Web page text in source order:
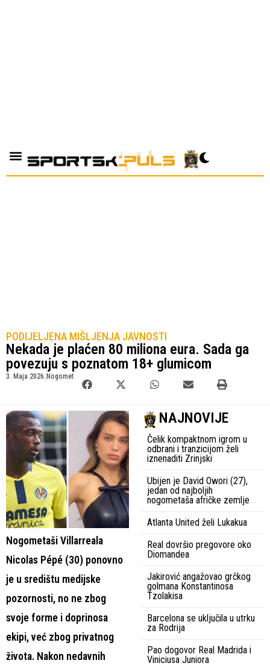
PODIJELJENA MIŠLJENJA JAVNOSTI
Nekada je plaćen 80 miliona eura. Sada ga
povezuju s poznatom 18+ glumicom
3. Maja 2026. Nogomet
Nogometaši Villarreala
Nicolas Pépé (30) ponovno
je u središtu medijske
pozornosti, no ne zbog
svoje forme i doprinosa
ekipi, već zbog privatnog
života. Nakon nedavnih
NAJNOVIJE
Čelik kompaktnom igrom u
odbrani i tranzicijom želi
iznenaditi Zrinjski
Ubijen je David Owori (27),
jedan od najboljih
nogometaša afričke zemlje
Atlanta United želi Lukakua
Real dovršio pregovore oko
Diomandea
Jakirović angažovao grčkog
golmana Konstantinosa
Tzolakisa
Barcelona se uključila u utrku
za Rodrija
Pao dogovor Real Madrida i
Viniciusa Juniora